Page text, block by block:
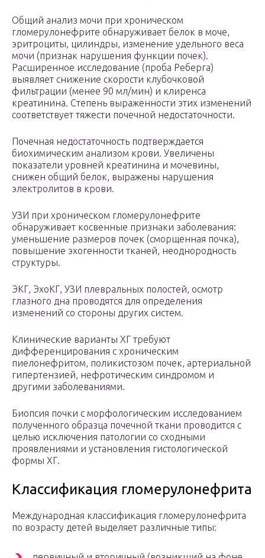
Общий анализ мочи при хроническом
гломерулонефрите обнаруживает белок в моче,
эритроциты, цилиндры, изменение удельного веса
мочи (признак нарушения функции почек).
Расширенное исследование (проба Реберга)
выявляет снижение скорости клубочковой
фильтрации (менее 90 мл/мин) и клиренса
креатинина. Степень выраженности этих изменений
соответствует тяжести почечной недостаточности.
Почечная недостаточность подтверждается
биохимическим анализом крови. Увеличены
показатели уровней креатинина и мочевины,
снижен общий белок, выражены нарушения
электролитов в крови.
УЗИ при хроническом гломерулонефрите
обнаруживает косвенные признаки заболевания:
уменьшение размеров почек (сморщенная почка),
повышение эхогенности тканей, неоднородность
структуры.
ЭКГ, ЭхоКГ, УЗИ плевральных полостей, осмотр
глазного дна проводятся для определения
изменений со стороны других систем.
Клинические варианты ХГ требуют
дифференцирования с хроническим
пиелонефритом, поликистозом почек, артериальной
гипертензией, нефротическим синдромом и
другими заболеваниями.
Биопсия почки с морфологическим исследованием
полученного образца почечной ткани проводится с
целью исключения патологии со сходными
проявлениями и установления гистологической
формы ХГ.
Классификация гломерулонефрита
Международная классификация гломерулонефрита
по возрасту детей выделяет различные типы: